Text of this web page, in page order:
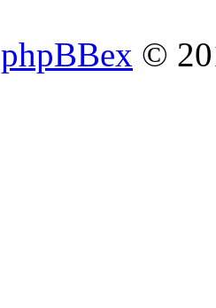
phpBBex ©